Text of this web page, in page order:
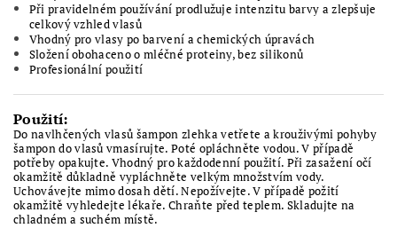
Při pravidelném používání prodlužuje intenzitu barvy a zlepšuje
celkový vzhled vlasů
Vhodný pro vlasy po barvení a chemických úpravách
Složení obohaceno o mléčné proteiny, bez silikonů
Profesionální použití
Použití:
Do navlhčených vlasů šampon zlehka vetřete a krouživými pohyby
šampon do vlasů vmasírujte. Poté opláchněte vodou. V případě
potřeby opakujte. Vhodný pro každodenní použití. Při zasažení očí
okamžitě důkladně vypláchněte velkým množstvím vody.
Uchovávejte mimo dosah dětí. Nepožívejte. V případě požití
okamžitě vyhledejte lékaře. Chraňte před teplem. Skladujte na
chladném a suchém místě.